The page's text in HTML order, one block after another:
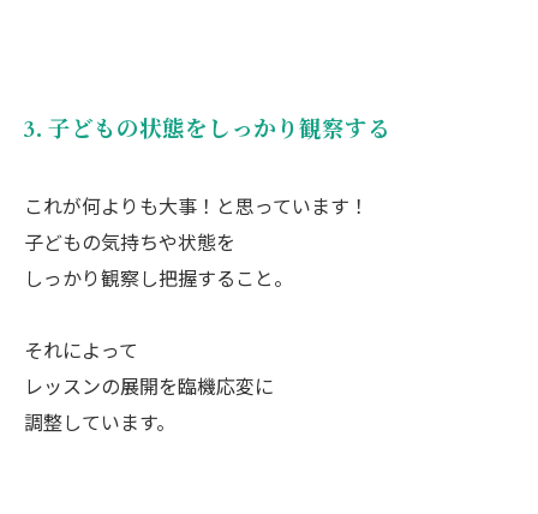
3. 子どもの状態をしっかり観察する
これが何よりも大事！と思っています！
子どもの気持ちや状態を
しっかり観察し把握すること。
それによって
レッスンの展開を臨機応変に
調整しています。